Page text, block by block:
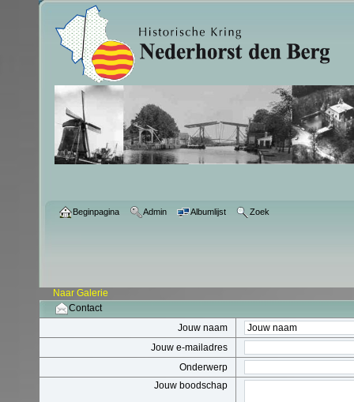
Beginpagina Admin Albumlijst Zoek
Naar Galerie
Contact
Jouw naam
Jouw e-mailadres
Onderwerp
Jouw boodschap